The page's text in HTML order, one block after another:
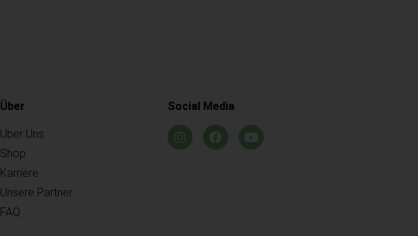
Über
Über Uns
Shop
Karriere
Unsere Partner
FAQ
Social Media